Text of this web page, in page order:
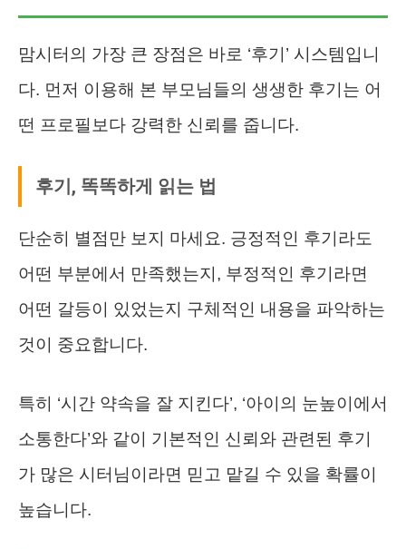
맘시터의 가장 큰 장점은 바로 ‘후기’ 시스템입니
다. 먼저 이용해 본 부모님들의 생생한 후기는 어
떤 프로필보다 강력한 신뢰를 줍니다.
후기, 똑똑하게 읽는 법
단순히 별점만 보지 마세요. 긍정적인 후기라도
어떤 부분에서 만족했는지, 부정적인 후기라면
어떤 갈등이 있었는지 구체적인 내용을 파악하는
것이 중요합니다.
특히 ‘시간 약속을 잘 지킨다’, ‘아이의 눈높이에서
소통한다’와 같이 기본적인 신뢰와 관련된 후기
가 많은 시터님이라면 믿고 맡길 수 있을 확률이
높습니다.